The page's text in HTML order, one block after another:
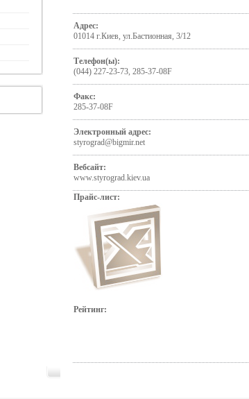
Адрес:
01014 г.Киев, ул.Бастионная, 3/12
Телефон(ы):
(044) 227-23-73, 285-37-08F
Факс:
285-37-08F
Электронный адрес:
styrograd@bigmir.net
Вебсайт:
www.styrograd.kiev.ua
Прайс-лист:
Рейтинг: